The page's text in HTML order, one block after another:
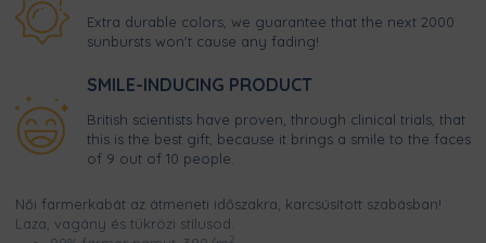
Extra durable colors, we guarantee that the next 2000
sunbursts won't cause any fading!
SMILE-INDUCING PRODUCT
British scientists have proven, through clinical trials, that
this is the best gift, because it brings a smile to the faces
of 9 out of 10 people.
Női farmerkabát az átmeneti időszakra, karcsúsított szabásban!
Laza, vagány és tükrözi stílusod.
2